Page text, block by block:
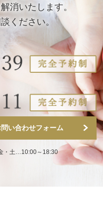
消いたします。
ください。
い合わせフォーム
・土…10:00～18:30